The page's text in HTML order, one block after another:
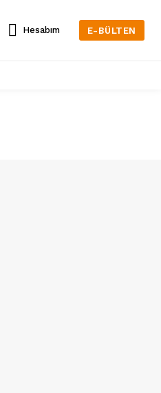
Hesabım E-BÜLTEN